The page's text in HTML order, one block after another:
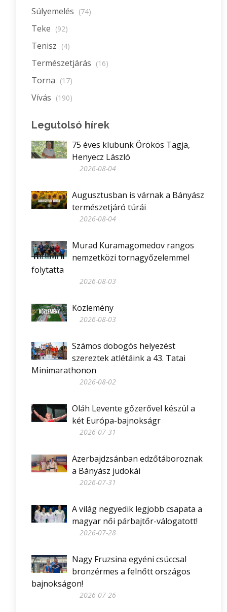
Súlyemelés (74)
Teke (92)
Tenisz (4)
Természetjárás (16)
Torna (17)
Vívás (190)
Legutolsó hírek
75 éves klubunk Örökös Tagja,
Henyecz László
2026-08-04
Augusztusban is várnak a Bányász
természetjáró túrái
2026-08-04
Murad Kuramagomedov rangos
nemzetközi tornagyőzelemmel
folytatta
2026-08-03
Közlemény
2026-08-03
Számos dobogós helyezést
szereztek atlétáink a 43. Tatai
Minimarathonon
2026-08-02
Oláh Levente gőzerővel készül a
két Európa-bajnokságr
2026-07-31
Azerbajdzsánban edzőtáboroznak
a Bányász judokái
2026-07-31
A világ negyedik legjobb csapata a
magyar női párbajtőr-válogatott!
2026-07-28
Nagy Fruzsina egyéni csúccsal
bronzérmes a felnőtt országos
bajnokságon!
2026-07-26